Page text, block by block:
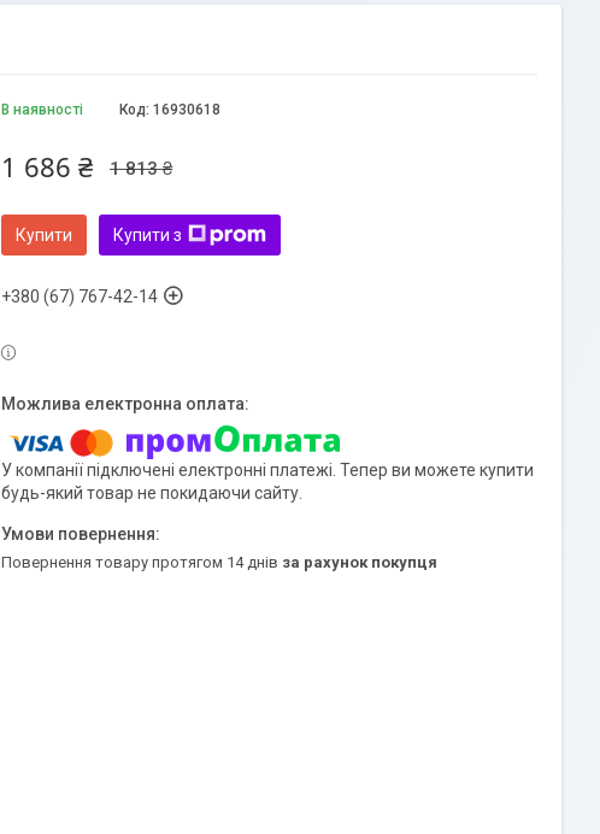
В наявності Код: 16930618
1 813 ₴
1 686 ₴
Купити Купити з
+380 (67) 767-42-14
У компанії підключені електронні платежі. Тепер ви можете купити
будь-який товар не покидаючи сайту.
повернення товару протягом 14 днів за рахунок покупця